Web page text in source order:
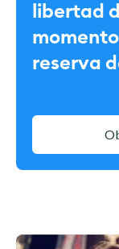
libertad
reserva